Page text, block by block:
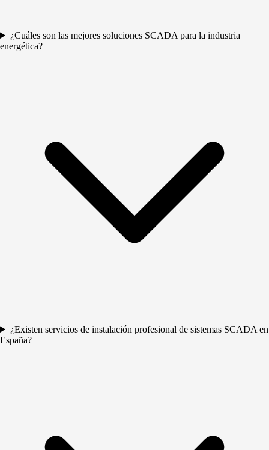
¿Cuáles son las mejores soluciones SCADA para la industria
energética?
¿Existen servicios de instalación profesional de sistemas SCADA en
España?